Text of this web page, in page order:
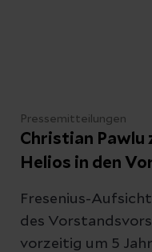
Pressemitteilungen
Christian Pawlu
Helios in den
Fresenius-
des
vorzeitig um 5